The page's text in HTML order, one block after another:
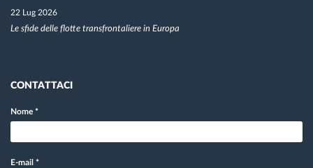
22 Lug 2026
Le sfide delle flotte transfrontaliere in Europa
CONTATTACI
Nome *
E-mail *